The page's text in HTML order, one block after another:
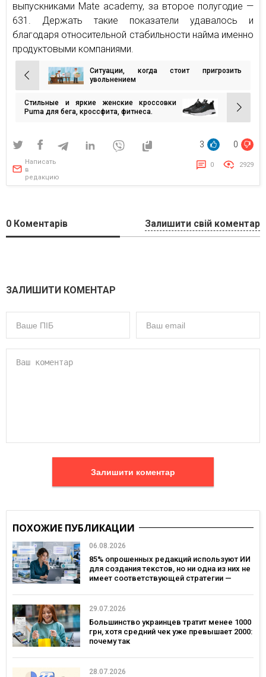
выпускниками Mate academy, за второе полугодие —
631. Держать такие показатели удавалось и
благодаря относительной стабильности найма именно
продуктовыми компаниями.
Навигация
по
записям
Ситуации, когда стоит пригрозить
увольнением
Стильные и яркие женские кроссовки
Puma для бега, кроссфита, фитнеса.
3 0
Написать
в
редакцию
0 2929
0 Коментарів Залишити свій коментар
ЗАЛИШИТИ КОМЕНТАР
Залишити коментар
ПОХОЖИЕ ПУБЛИКАЦИИ
06.08.2026
85% опрошенных редакций используют ИИ
для создания текстов, но ни одна из них не
имеет соответствующей стратегии —
29.07.2026
Большинство украинцев тратит менее 1000
грн, хотя средний чек уже превышает 2000:
почему так
28.07.2026